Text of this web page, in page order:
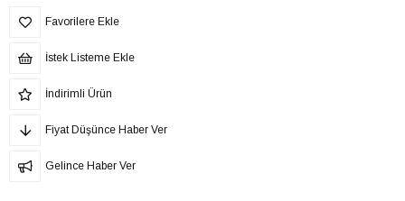
Favorilere Ekle
İstek Listeme Ekle
İndirimli Ürün
Fiyat Düşünce Haber Ver
Gelince Haber Ver